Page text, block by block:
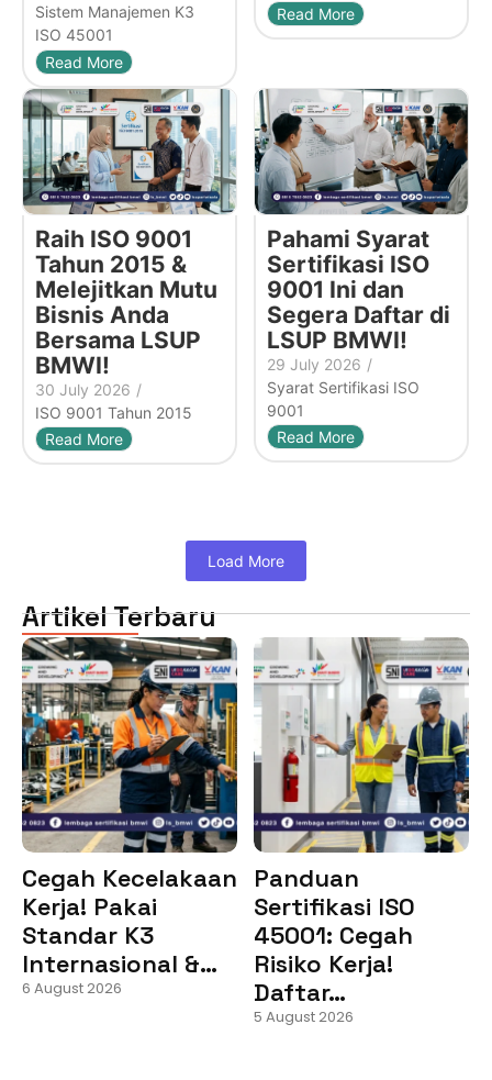
Sistem Manajemen K3
ISO 45001
Read More
Read More
Raih ISO 9001
Tahun 2015 &
Melejitkan Mutu
Bisnis Anda
Bersama LSUP
BMWI!
30 July 2026 /
ISO 9001 Tahun 2015
Read More
Pahami Syarat
Sertifikasi ISO
9001 Ini dan
Segera Daftar di
LSUP BMWI!
29 July 2026 /
Syarat Sertifikasi ISO
9001
Read More
Load More
Artikel Terbaru
Cegah Kecelakaan
Kerja! Pakai
Standar K3
Internasional &…
6 August 2026
Panduan
Sertifikasi ISO
45001: Cegah
Risiko Kerja!
Daftar…
5 August 2026